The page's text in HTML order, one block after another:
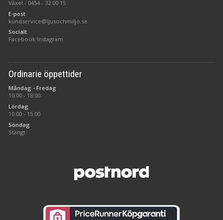
Växel - 0454 - 32 00 15
E-post
kundservice@ljusochmiljo.se
Socialt
Facebook Instagram
Ordinarie öppettider
Måndag - Fredag
10:00 - 18:00
Lördag
10:00 - 15:00
Söndag
Stängt